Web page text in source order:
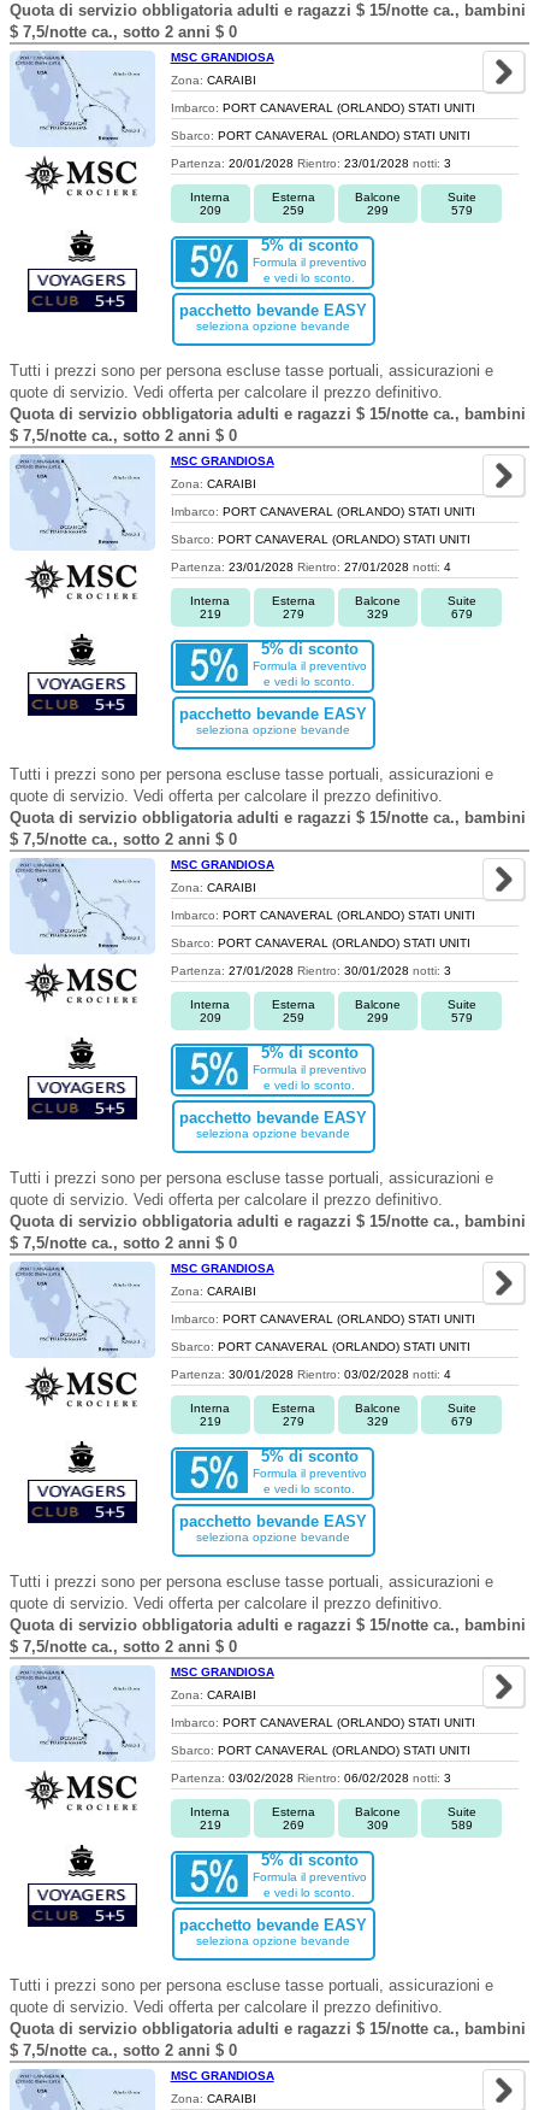
Quota di servizio obbligatoria adulti e ragazzi $ 15/notte ca., bambini
$ 7,5/notte ca., sotto 2 anni $ 0
MSC GRANDIOSA
Zona: CARAIBI
Imbarco: PORT CANAVERAL (ORLANDO) STATI UNITI
Sbarco: PORT CANAVERAL (ORLANDO) STATI UNITI
Partenza: 20/01/2028 Rientro: 23/01/2028 notti: 3
Interna
209
Esterna
259
Balcone
299
Suite
579
5% di sconto
Formula il preventivo
e vedi lo sconto.
pacchetto bevande EASY
seleziona opzione bevande
Tutti i prezzi sono per persona escluse tasse portuali, assicurazioni e
quote di servizio. Vedi offerta per calcolare il prezzo definitivo.
Quota di servizio obbligatoria adulti e ragazzi $ 15/notte ca., bambini
$ 7,5/notte ca., sotto 2 anni $ 0
MSC GRANDIOSA
Zona: CARAIBI
Imbarco: PORT CANAVERAL (ORLANDO) STATI UNITI
Sbarco: PORT CANAVERAL (ORLANDO) STATI UNITI
Partenza: 23/01/2028 Rientro: 27/01/2028 notti: 4
Interna
219
Esterna
279
Balcone
329
Suite
679
5% di sconto
Formula il preventivo
e vedi lo sconto.
pacchetto bevande EASY
seleziona opzione bevande
Tutti i prezzi sono per persona escluse tasse portuali, assicurazioni e
quote di servizio. Vedi offerta per calcolare il prezzo definitivo.
Quota di servizio obbligatoria adulti e ragazzi $ 15/notte ca., bambini
$ 7,5/notte ca., sotto 2 anni $ 0
MSC GRANDIOSA
Zona: CARAIBI
Imbarco: PORT CANAVERAL (ORLANDO) STATI UNITI
Sbarco: PORT CANAVERAL (ORLANDO) STATI UNITI
Partenza: 27/01/2028 Rientro: 30/01/2028 notti: 3
Interna
209
Esterna
259
Balcone
299
Suite
579
5% di sconto
Formula il preventivo
e vedi lo sconto.
pacchetto bevande EASY
seleziona opzione bevande
Tutti i prezzi sono per persona escluse tasse portuali, assicurazioni e
quote di servizio. Vedi offerta per calcolare il prezzo definitivo.
Quota di servizio obbligatoria adulti e ragazzi $ 15/notte ca., bambini
$ 7,5/notte ca., sotto 2 anni $ 0
MSC GRANDIOSA
Zona: CARAIBI
Imbarco: PORT CANAVERAL (ORLANDO) STATI UNITI
Sbarco: PORT CANAVERAL (ORLANDO) STATI UNITI
Partenza: 30/01/2028 Rientro: 03/02/2028 notti: 4
Interna
219
Esterna
279
Balcone
329
Suite
679
5% di sconto
Formula il preventivo
e vedi lo sconto.
pacchetto bevande EASY
seleziona opzione bevande
Tutti i prezzi sono per persona escluse tasse portuali, assicurazioni e
quote di servizio. Vedi offerta per calcolare il prezzo definitivo.
Quota di servizio obbligatoria adulti e ragazzi $ 15/notte ca., bambini
$ 7,5/notte ca., sotto 2 anni $ 0
MSC GRANDIOSA
Zona: CARAIBI
Imbarco: PORT CANAVERAL (ORLANDO) STATI UNITI
Sbarco: PORT CANAVERAL (ORLANDO) STATI UNITI
Partenza: 03/02/2028 Rientro: 06/02/2028 notti: 3
Interna
219
Esterna
269
Balcone
309
Suite
589
5% di sconto
Formula il preventivo
e vedi lo sconto.
pacchetto bevande EASY
seleziona opzione bevande
Tutti i prezzi sono per persona escluse tasse portuali, assicurazioni e
quote di servizio. Vedi offerta per calcolare il prezzo definitivo.
Quota di servizio obbligatoria adulti e ragazzi $ 15/notte ca., bambini
$ 7,5/notte ca., sotto 2 anni $ 0
MSC GRANDIOSA
Zona: CARAIBI